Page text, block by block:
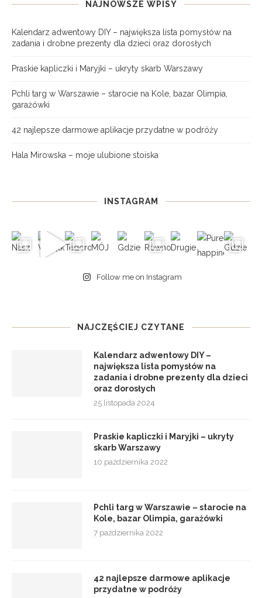
NAJNOWSZE WPISY
Kalendarz adwentowy DIY – największa lista pomysłów na
zadania i drobne prezenty dla dzieci oraz dorosłych
Praskie kapliczki i Maryjki – ukryty skarb Warszawy
Pchli targ w Warszawie – starocie na Kole, bazar Olimpia,
garażówki
42 najlepsze darmowe aplikacje przydatne w podróży
Hala Mirowska – moje ulubione stoiska
INSTAGRAM
Follow me on Instagram
NAJCZĘŚCIEJ CZYTANE
Kalendarz adwentowy DIY –
największa lista pomysłów na
zadania i drobne prezenty dla dzieci
oraz dorosłych
25 listopada 2024
Praskie kapliczki i Maryjki – ukryty
skarb Warszawy
10 października 2022
Pchli targ w Warszawie – starocie na
Kole, bazar Olimpia, garażówki
7 października 2022
42 najlepsze darmowe aplikacje
przydatne w podróży